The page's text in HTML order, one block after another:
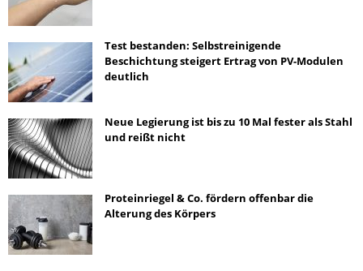
Test bestanden: Selbstreinigende
Beschichtung steigert Ertrag von PV-Modulen
deutlich
Neue Legierung ist bis zu 10 Mal fester als Stahl
und reißt nicht
Proteinriegel & Co. fördern offenbar die
Alterung des Körpers